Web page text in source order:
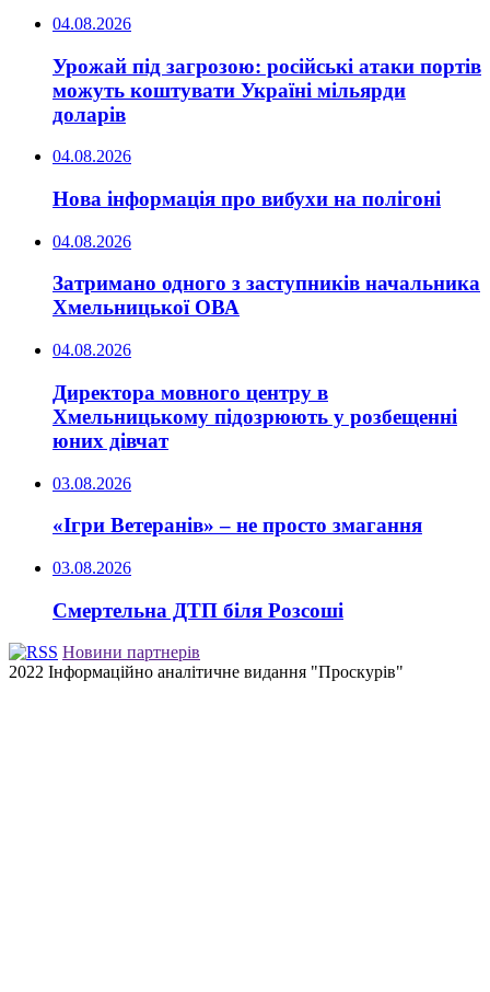
04.08.2026
Урожай під загрозою: російські атаки портів
можуть коштувати Україні мільярди
доларів
04.08.2026
Нова інформація про вибухи на полігоні
04.08.2026
Затримано одного з заступників начальника
Хмельницької ОВА
04.08.2026
Директора мовного центру в
Хмельницькому підозрюють у розбещенні
юних дівчат
03.08.2026
«Ігри Ветеранів» – не просто змагання
03.08.2026
Смертельна ДТП біля Розсоші
Новини партнерів
2022 Інформаційно аналітичне видання "Проскурів"